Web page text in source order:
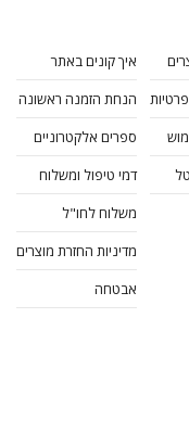
איך קונים באתר
הנחת הזמנה ראשונה
ספרים אלקטרוניים
דמי טיפול ומשלוח
משלוח לחו"ל
מדיניות החזרת מוצרים
אבטחה